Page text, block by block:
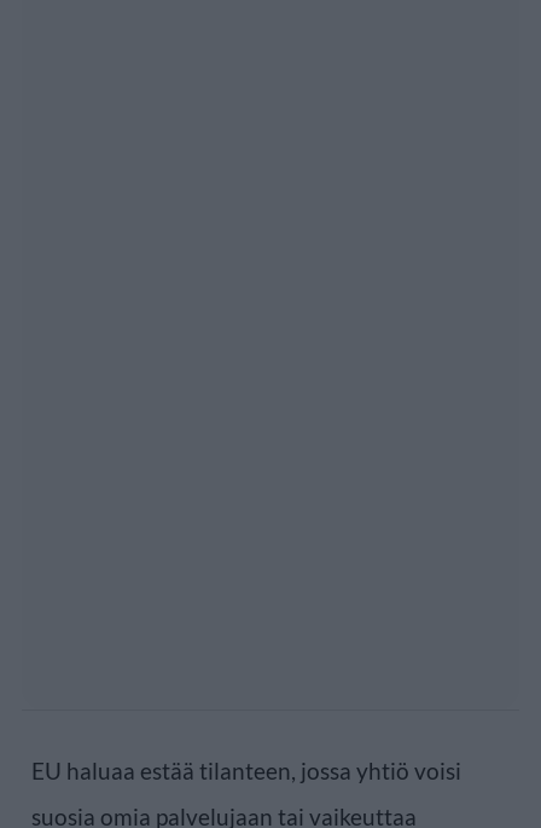
EU haluaa estää tilanteen, jossa yhtiö voisi
suosia omia palvelujaan tai vaikeuttaa